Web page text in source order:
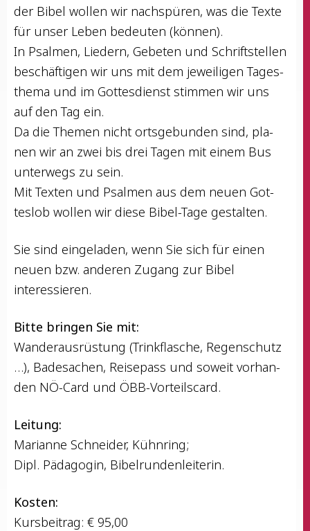
der Bibel wol­len wir nach­spü­ren, was die Tex­te
für unser Leben bedeu­ten (kön­nen).
In Psal­men, Lie­dern, Gebe­ten und Schrift­stel­len
beschäf­ti­gen wir uns mit dem jewei­li­gen Tages­
the­ma und im Got­tes­dienst stim­men wir uns
auf den Tag ein.
Da die The­men nicht orts­ge­bun­den sind, pla­
nen wir an zwei bis drei Tagen mit einem Bus
unter­wegs zu sein.
Mit Tex­ten und Psal­men aus dem neu­en Got­
tes­lob wol­len wir die­se Bibel-Tage gestalten.
Sie sind ein­ge­la­den, wenn Sie sich für einen
neu­en bzw. ande­ren Zugang zur Bibel
interessieren.
Bit­te brin­gen Sie mit:
Wan­der­aus­rüs­tung (Trink­fla­sche, Regen­schutz
…), Bade­sa­chen, Rei­se­pass und soweit vor­han­
den NÖ-Card und ÖBB-Vorteilscard.
Lei­tung:
Mari­an­ne Schnei­der, Kühnring;
Dipl. Päd­ago­gin, Bibelrundenleiterin.
Kos­ten:
Kurs­bei­trag: € 95,00